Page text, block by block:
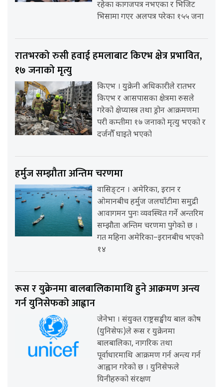
रहेका कागजपत्र नभएका र भिजिट
भिसामा गएर अलपत्र परेका १५५ जना
रातभरको रुसी हवाई हमलाबाट किएभ क्षेत्र प्रभावित,
१७ जनाको मृत्यु
किएभ । युक्रेनी अधिकारीले रातभर
किएभ र आसपासका क्षेत्रमा रुसले
गरेको क्षेप्यास्त्र तथा ड्रोन आक्रमणमा
परी कम्तीमा १७ जनाको मृत्यु भएको र
दर्जनौँ घाइते भएको
हर्मुज सम्झौता अन्तिम चरणमा
वासिङ्टन । अमेरिका, इरान र
ओमानबीच हर्मुज जलघाँटीमा समुद्री
आवागमन पुनः व्यवस्थित गर्ने अन्तरिम
सम्झौता अन्तिम चरणमा पुगेको छ ।
गत महिना अमेरिका–इरानबीच भएको
१४
रूस र युक्रेनमा बालबालिकामाथि हुने आक्रमण अन्त्य
गर्न युनिसेफको आह्वान
जेनेभा । संयुक्त राष्ट्रसङ्घीय बाल कोष
(युनिसेफ)ले रूस र युक्रेनमा
बालबालिका, नागरिक तथा
पूर्वाधारमाथि आक्रमण गर्न अन्त्य गर्न
आह्वान गरेको छ । युनिसेफले
यिनीहरुको संरक्षण